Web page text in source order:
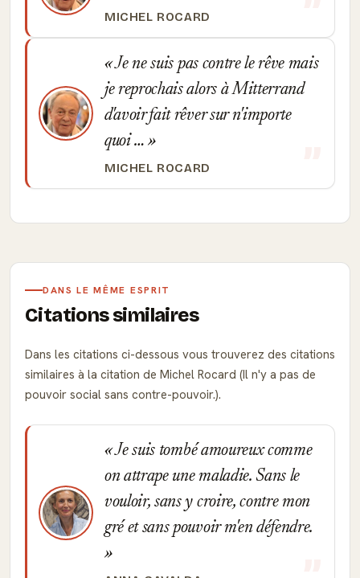
MICHEL ROCARD
Je ne suis pas contre le rêve mais
je reprochais alors à Mitterrand
d'avoir fait rêver sur n'importe
quoi …
MICHEL ROCARD
DANS LE MÊME ESPRIT
Citations similaires
Dans les citations ci-dessous vous trouverez des citations
similaires à la citation de Michel Rocard (Il n'y a pas de
pouvoir social sans contre-pouvoir.).
Je suis tombé amoureux comme
on attrape une maladie. Sans le
vouloir, sans y croire, contre mon
gré et sans pouvoir m'en défendre.